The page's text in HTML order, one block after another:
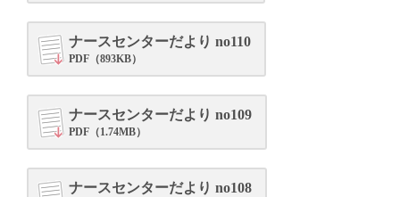
ナースセンターだより no110
PDF（893KB）
ナースセンターだより no109
PDF（1.74MB）
ナースセンターだより no108